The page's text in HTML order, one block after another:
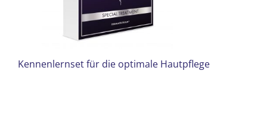
Kennenlernset für die optimale Hautpflege